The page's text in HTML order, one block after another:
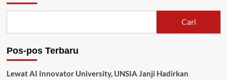
Cari
Pos-pos Terbaru
Lewat AI Innovator University, UNSIA Janji Hadirkan